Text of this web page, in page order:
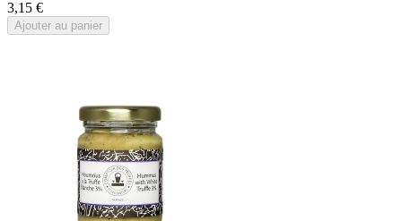
3,15 €
Ajouter au panier